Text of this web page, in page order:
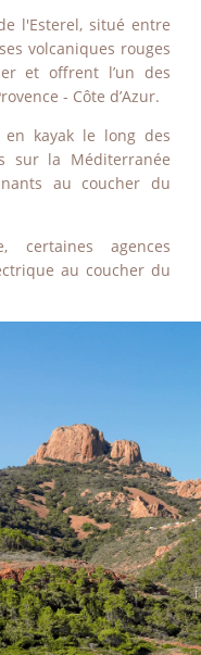
l'Esterel, situé entre
volcaniques rouges
et offrent l’un des
- Côte d’Azur.
en kayak le long des
sur la Méditerranée
au coucher du
certaines agences
au coucher du